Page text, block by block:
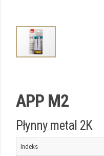
APP M2
Płynny metal 2K
Indeks